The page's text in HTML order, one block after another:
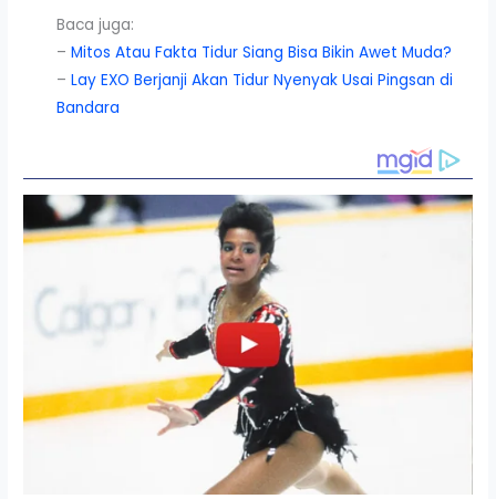
Baca juga:
–Mitos Atau Fakta Tidur Siang Bisa Bikin Awet Muda?
–Lay EXO Berjanji Akan Tidur Nyenyak Usai Pingsan di
Bandara